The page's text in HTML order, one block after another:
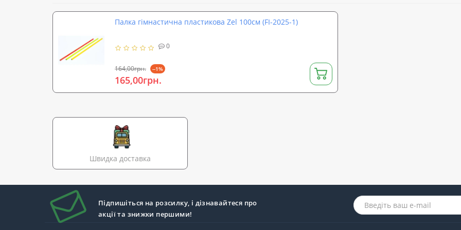
Палка гімнастична пластикова Zel 100см (FI-2025-1)
0
164,00грн. --1%
165,00грн.
Швидка доставка
Підпишіться на розсилку, і дізнавайтеся про
акції та знижки першими!